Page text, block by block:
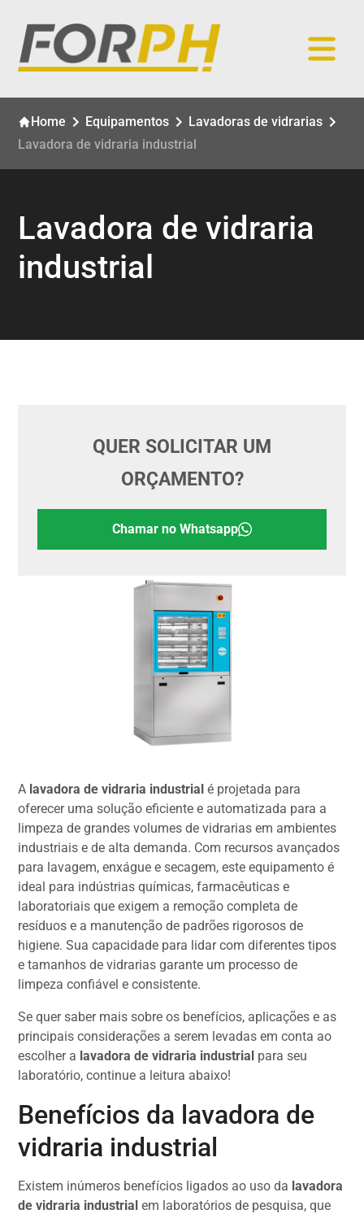
Home Equipamentos
Lavadoras de vidrarias
Lavadora de vidraria industrial
Lavadora de vidraria
industrial
A lavadora de vidraria industrial é projetada para
oferecer uma solução eficiente e automatizada para a
limpeza de grandes volumes de vidrarias em ambientes
industriais e de alta demanda. Com recursos avançados
para lavagem, enxágue e secagem, este equipamento é
ideal para indústrias químicas, farmacêuticas e
laboratoriais que exigem a remoção completa de
resíduos e a manutenção de padrões rigorosos de
higiene. Sua capacidade para lidar com diferentes tipos
e tamanhos de vidrarias garante um processo de
limpeza confiável e consistente.
Se quer saber mais sobre os benefícios, aplicações e as
principais considerações a serem levadas em conta ao
escolher a lavadora de vidraria industrial para seu
laboratório, continue a leitura abaixo!
Benefícios da lavadora de
vidraria industrial
Existem inúmeros benefícios ligados ao uso da lavadora
de vidraria industrial em laboratórios de pesquisa, que
QUER SOLICITAR UM
ORÇAMENTO?
Chamar no Whatsapp